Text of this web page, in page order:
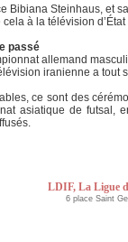
Bibiana Steinhaus,
à la télévision
passé
allemand
iranienne a
ce sont des
asiatique de futsal,
LDIF, La Ligue
6 place Saint